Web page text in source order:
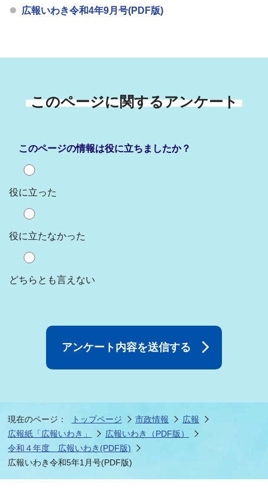
広報いわき令和4年9月号(PDF版)
このページに関するアンケート
このページの情報は役に立ちましたか？
役に立った
役に立たなかった
どちらとも言えない
現在のページ： トップページ 市政情報
広報
広報紙「広報いわき」
広報いわき（PDF版）
令和４年度 広報いわき(PDF版)
広報いわき令和5年1月号(PDF版)